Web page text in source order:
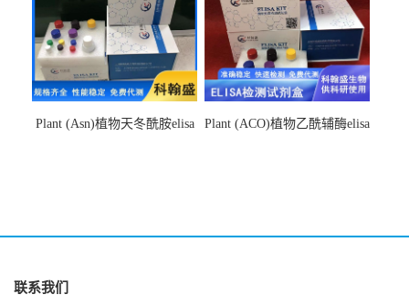
Plant (Asn)植物天冬酰胺elisa
Plant (ACO)植物乙酰辅酶elisa
联系我们